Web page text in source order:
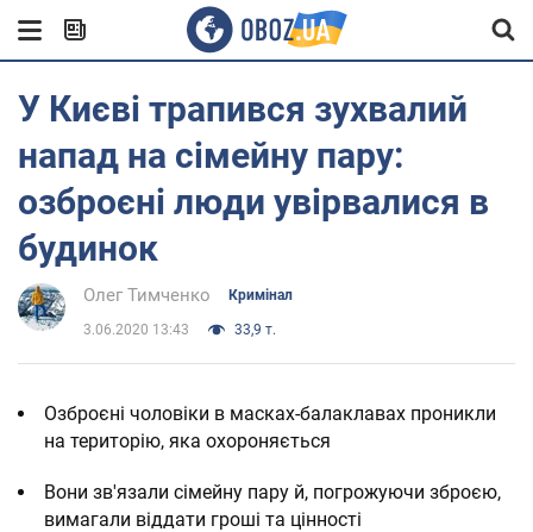
У Києві трапився зухвалий
напад на сімейну пару:
озброєні люди увірвалися в
будинок
Олег Тимченко Кримінал
3.06.2020 13:43 33,9 т.
Озброєні чоловіки в масках-балаклавах проникли
на територію, яка охороняється
Вони зв'язали сімейну пару й, погрожуючи зброєю,
вимагали віддати гроші та цінності